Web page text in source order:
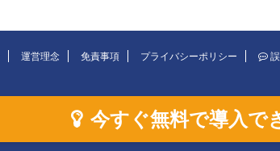
運営理念 免責事項 プライバシーポリシー
今すぐ無料で導入で